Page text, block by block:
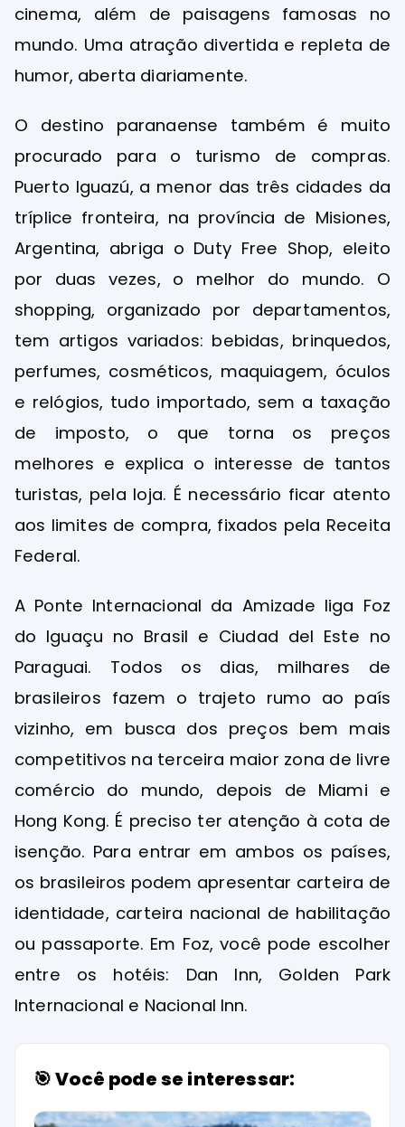
cinema, além de paisagens famosas no
mundo. Uma atração divertida e repleta de
humor, aberta diariamente.
O destino paranaense também é muito
procurado para o turismo de compras.
Puerto Iguazú, a menor das três cidades da
tríplice fronteira, na província de Misiones,
Argentina, abriga o Duty Free Shop, eleito
por duas vezes, o melhor do mundo. O
shopping, organizado por departamentos,
tem artigos variados: bebidas, brinquedos,
perfumes, cosméticos, maquiagem, óculos
e relógios, tudo importado, sem a taxação
de imposto, o que torna os preços
melhores e explica o interesse de tantos
turistas, pela loja. É necessário ficar atento
aos limites de compra, fixados pela Receita
Federal.
A Ponte Internacional da Amizade liga Foz
do Iguaçu no Brasil e Ciudad del Este no
Paraguai. Todos os dias, milhares de
brasileiros fazem o trajeto rumo ao país
vizinho, em busca dos preços bem mais
competitivos na terceira maior zona de livre
comércio do mundo, depois de Miami e
Hong Kong. É preciso ter atenção à cota de
isenção. Para entrar em ambos os países,
os brasileiros podem apresentar carteira de
identidade, carteira nacional de habilitação
ou passaporte. Em Foz, você pode escolher
entre os hotéis: Dan Inn, Golden Park
Internacional e Nacional Inn.
🎯 Você pode se interessar: